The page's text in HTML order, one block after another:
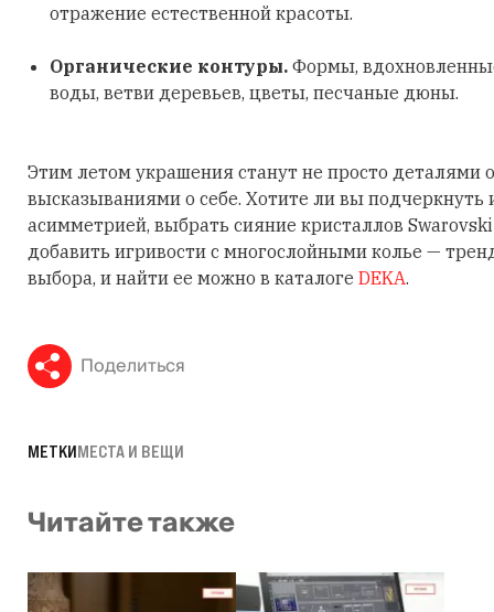
отражение естественной красоты.
Органические контуры. Формы,
воды, ветви деревьев, цветы, песчаные дюны.
Этим летом украшения станут не просто деталями
высказываниями о себе. Хотите ли вы подчеркнуть
асимметрией, выбрать сияние кристаллов
добавить игривости с многослойными колье —
выбора, и найти ее можно в каталоге DEKA.
Поделиться
МЕТКИМЕСТА И ВЕЩИ
Читайте также